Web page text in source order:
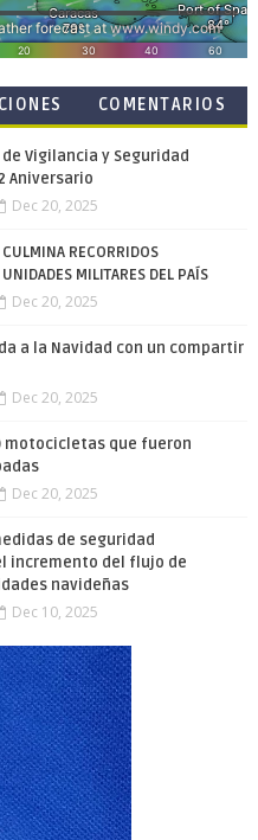
COMENTARIOS
Vigilancia y Seguridad
Aniversario
Dec 20, 2025
RECORRIDOS
MILITARES DEL PAÍS
Dec 20, 2025
a la Navidad con un compartir
Dec 20, 2025
motocicletas que fueron
Dec 20, 2025
de seguridad
incremento del flujo de
navideñas
Dec 10, 2025